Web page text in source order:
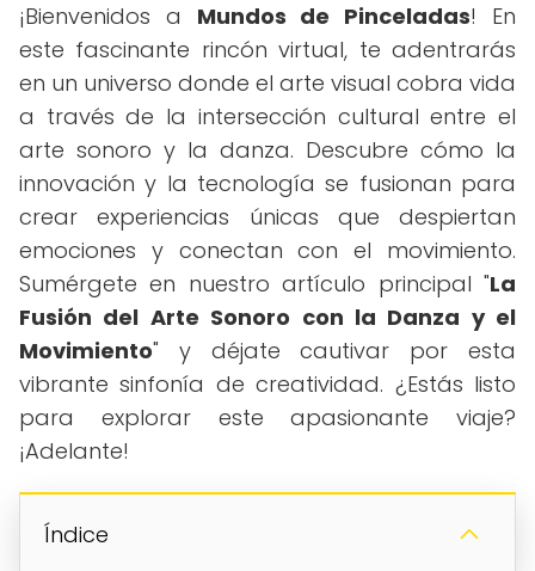
¡Bienvenidos a Mundos de Pinceladas! En
este fascinante rincón virtual, te adentrarás
en un universo donde el arte visual cobra vida
a través de la intersección cultural entre el
arte sonoro y la danza. Descubre cómo la
innovación y la tecnología se fusionan para
crear experiencias únicas que despiertan
emociones y conectan con el movimiento.
Sumérgete en nuestro artículo principal "La
Fusión del Arte Sonoro con la Danza y el
Movimiento" y déjate cautivar por esta
vibrante sinfonía de creatividad. ¿Estás listo
para explorar este apasionante viaje?
¡Adelante!
Índice